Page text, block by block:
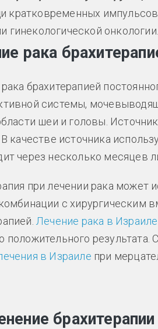
кратковременных
гинекологической онкологии.
рака
брахитерапией
системы,
шеи и головы.
В качестве источника
через несколько месяцев
при лечении рака может
с хирургическим
Лечение рака в Израиле
положительного
в Израиле при